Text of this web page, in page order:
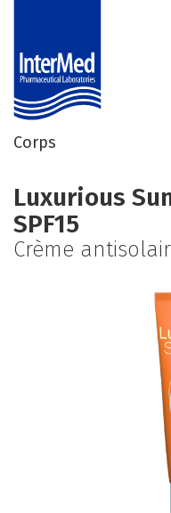
Corps
Luxurious
SPF15
Crème